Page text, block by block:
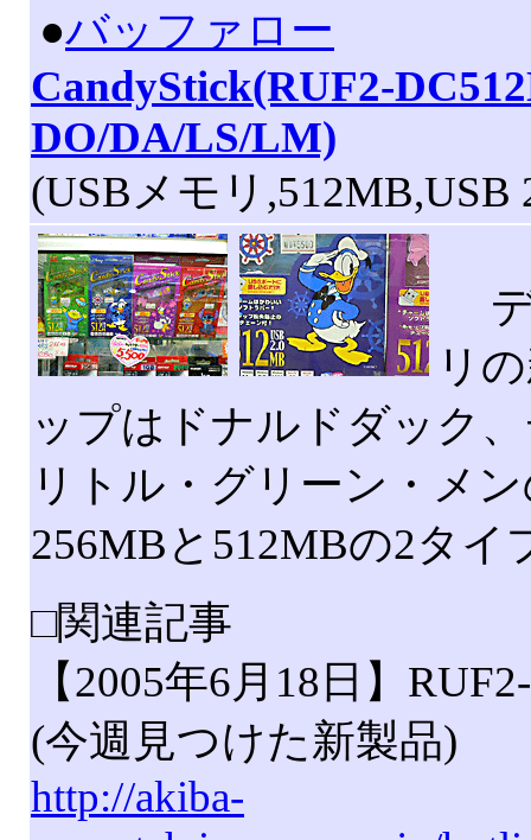
●バッファロー
CandyStick(RUF2-
DO/DA/LS/LM)
(USBメモリ,512MB,USB
デ
リ
ップはドナルドダック
リトル・グリーン・メ
256MBと512MBの2タイ
□関連記事
【2005年6月18日】
(今週見つけた新製品)
http://akiba-